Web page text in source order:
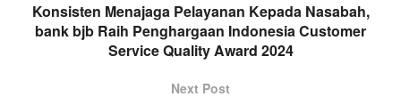
Konsisten Menajaga Pelayanan Kepada Nasabah,
bank bjb Raih Penghargaan Indonesia Customer
Service Quality Award 2024
Next Post